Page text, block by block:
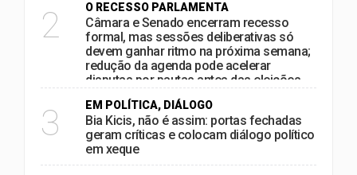
2 O RECESSO PARLAMENTA
Câmara e Senado encerram recesso
formal, mas sessões deliberativas só
devem ganhar ritmo na próxima semana;
redução da agenda pode acelerar
disputas por pautas antes das eleições
3 EM POLÍTICA, DIÁLOGO
Bia Kicis, não é assim: portas fechadas
geram críticas e colocam diálogo político
em xeque